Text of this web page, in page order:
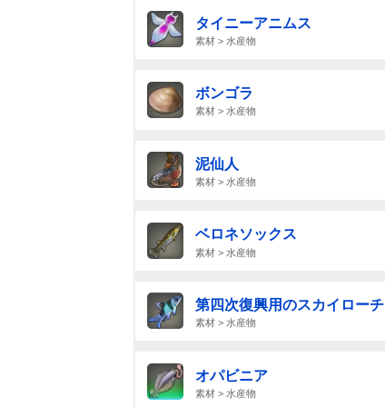
タイニーアニムス
素材 > 水産物
ボンゴラ
素材 > 水産物
泥仙人
素材 > 水産物
ベロネソックス
素材 > 水産物
第四次復興用のスカイローチ
素材 > 水産物
オパビニア
素材 > 水産物